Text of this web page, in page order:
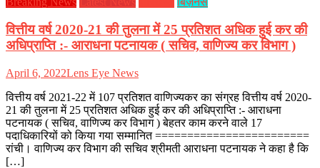
वित्तीय वर्ष 2020-21 की तुलना में 25 प्रतिशत अधिक हुई कर की
अधिप्राप्ति :- आराधना पटनायक ( सचिव, वाणिज्य कर विभाग )
April 6, 2022Lens Eye News
वित्तीय वर्ष 2021-22 में 107 प्रतिशत वाणिज्यकर का संग्रह वित्तीय वर्ष 2020-
21 की तुलना में 25 प्रतिशत अधिक हुई कर की अधिप्राप्ति :- आराधना
पटनायक ( सचिव, वाणिज्य कर विभाग ) बेहतर काम करने वाले 17
पदाधिकारियों को किया गया सम्मानित ========================
रांची। वाणिज्य कर विभाग की सचिव श्रीमती आराधना पटनायक ने कहा है कि
[…]